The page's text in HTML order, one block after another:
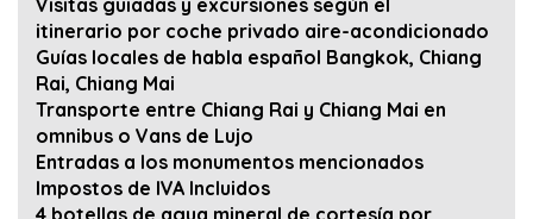
Visitas guiadas y excursiones según el
itinerario por coche privado aire-acondicionado
Guías locales de habla español Bangkok, Chiang
Rai, Chiang Mai
Transporte entre Chiang Rai y Chiang Mai en
omnibus o Vans de Lujo
Entradas a los monumentos mencionados
Impostos de IVA Incluidos